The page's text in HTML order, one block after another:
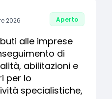
2026 Aperto
alle imprese
di
abilitazioni e
per lo
specialistiche,